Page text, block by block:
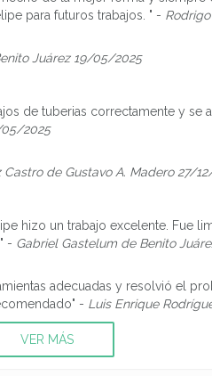
para futuros trabajos. " -
Juárez 19/05/2025
de tuberias correctamente y
05/2025
Castro de Gustavo A. Madero 27/
hizo un trabajo excelente. Fue
- Gabriel Gastelum de Benito
adecuadas y resolvió el
- Luis Enrique
VER MÁS